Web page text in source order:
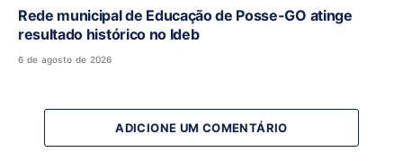
Rede municipal de Educação de Posse-GO atinge
resultado histórico no Ideb
6 de agosto de 2026
ADICIONE UM COMENTÁRIO